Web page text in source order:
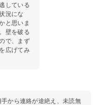
している
況にな
と思いま
壁を破る
で、まず
広げてみ
から連絡が途絶え、未読無